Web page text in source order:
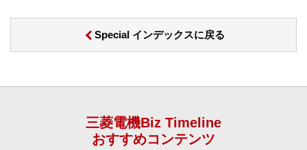
Special インデックスに戻る
三菱電機Biz Timeline
おすすめコンテンツ